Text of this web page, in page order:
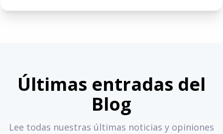
Últimas entradas del
Blog
Lee todas nuestras últimas noticias y opiniones